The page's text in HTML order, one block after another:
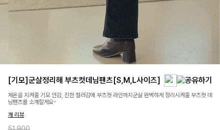
[기모]군살정리해 부츠컷데님팬츠[S,M,L사이즈]
체온을 지켜줄 기모 안감, 진한 컬러감에 부츠컷 라인까지군살 완벽하게 정리시켜줄 부츠컷 데
님팬츠를 소개할게요-
개 리뷰